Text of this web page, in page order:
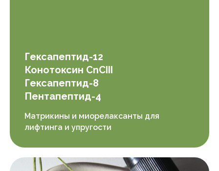
Гексапептид-12
Конотоксин CnCIII
Гексапептид-8
Пентапептид-4
Матрикины и миорелаксанты для
лифтинга и упругости